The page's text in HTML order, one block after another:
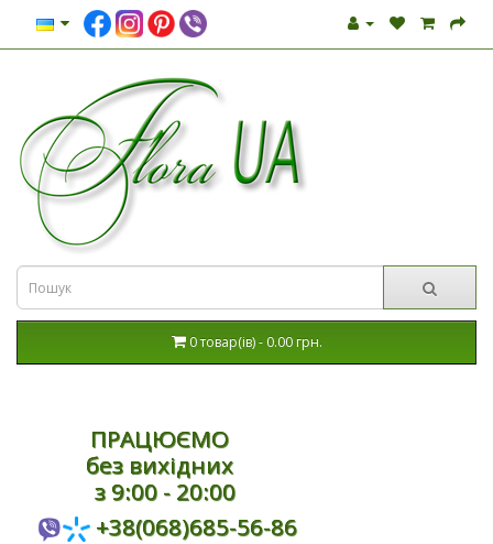
0 товар(ів) - 0.00 грн.
ПРАЦЮЄМО
без вихідних
з 9:00 - 20:00
+38(068)685-56-86